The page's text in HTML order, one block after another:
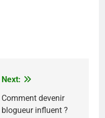
Next:
Comment devenir
blogueur influent ?